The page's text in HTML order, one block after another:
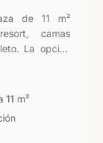
de 11 m²
camas
La opción
no necesitan
y los
completo.
11 m²